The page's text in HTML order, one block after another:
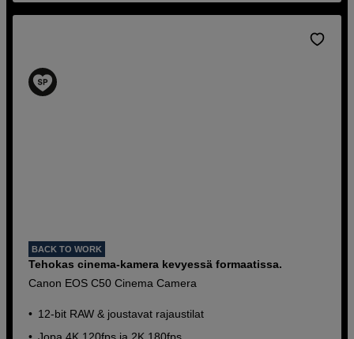
BACK TO WORK
Tehokas cinema-kamera kevyessä formaatissa.
Canon EOS C50 Cinema Camera
12-bit RAW & joustavat rajaustilat